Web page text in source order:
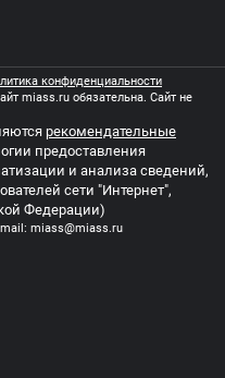
конфиденциальности
miass.ru обязательна. Сайт не
рекомендательные
предоставления
и анализа сведений,
сети "Интернет",
Федерации)
miass@miass.ru